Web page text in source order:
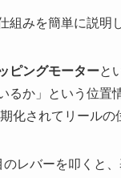
組みを簡単に説明
ピングモーターと
るか」という位
化されてリールの
レバーを叩くと